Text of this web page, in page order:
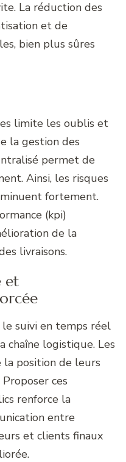
La réduction des
et de
bien plus sûres
limite les oublis et
la gestion des
permet de
Ainsi, les risques
fortement.
(kpi)
de la
livraisons.
et
suivi en temps réel
chaîne logistique. Les
position de leurs
ces
renforce la
entre
et clients finaux